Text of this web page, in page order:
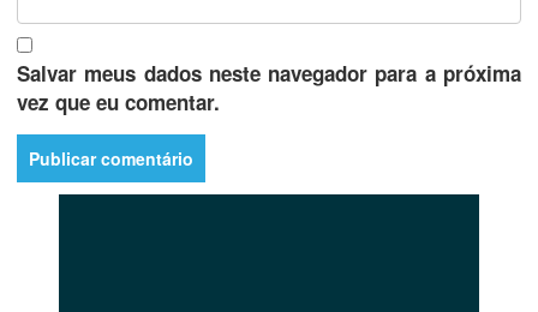
Salvar meus dados neste navegador para a próxima
vez que eu comentar.